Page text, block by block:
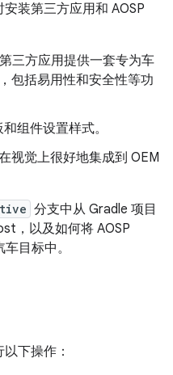
装第三方应用和 AOSP
三方应用提供一套专为车
包括易用性和安全性等功
组件设置样式。
视觉上很好地集成到 OEM
分支中从 Gradle 项目
，以及如何将 AOSP
目标中。
下操作：